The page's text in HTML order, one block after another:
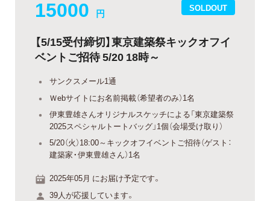
SOLDOUT
15000 円
【5/15受付締切】東京建築祭キックオフイ
ベントご招待 5/20 18時～
サンクスメール1通
Ｗebサイトにお名前掲載（希望者のみ）1名
伊東豊雄さんオリジナルスケッチによる「東京建築祭
2025スペシャルトートバッグ」1個（会場受け取り）
5/20（火）18:00～キックオフイベントご招待（ゲスト：
建築家・伊東豊雄さん）1名
2025年05月 にお届け予定です。
39人が応援しています。